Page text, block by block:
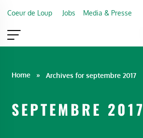
Coeur de Loup Jobs Media & Presse
SEPTEMBRE 2017
Home » Archives for septembre 2017